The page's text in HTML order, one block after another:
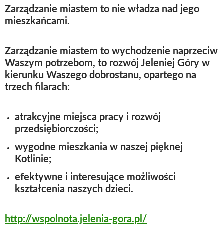
Zarządzanie miastem to nie władza nad jego
mieszkańcami.
Zarządzanie miastem to wychodzenie naprzeciw
Waszym potrzebom, to rozwój Jeleniej Góry w
kierunku Waszego dobrostanu, opartego na
trzech filarach:
atrakcyjne miejsca pracy i rozwój
przedsiębiorczości;
wygodne mieszkania w naszej pięknej
Kotlinie;
efektywne i interesujące możliwości
kształcenia naszych dzieci.
http://wspolnota.jelenia-gora.pl/